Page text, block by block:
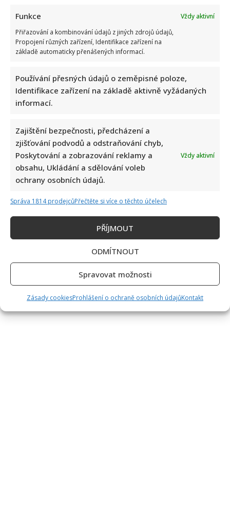
Funkce
Vždy aktivní
Přiřazování a kombinování údajů z jiných zdrojů údajů,
Propojení různých zařízení, Identifikace zařízení na
základě automaticky přenášených informací.
Používání přesných údajů o zeměpisné poloze,
Identifikace zařízení na základě aktivně vyžádaných
informací.
Zajištění bezpečnosti, předcházení a
zjišťování podvodů a odstraňování chyb,
Poskytování a zobrazování reklamy a
obsahu, Ukládání a sdělování voleb
ochrany osobních údajů.
Vždy aktivní
Správa 1814 prodejcůPřečtěte si více o těchto účelech
PŘÍJMOUT
ODMÍTNOUT
Spravovat možnosti
Zásady cookiesProhlášení o ochraně osobních údajůKontakt